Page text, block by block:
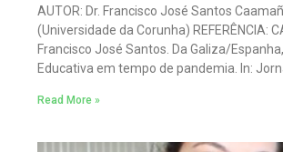
AUTOR: Dr. Francisco José Santos
(Universidade da Corunha) REFERÊNCIA:
Francisco José Santos. Da Galiza/
Educativa em tempo de pandemia. In:
Read More »